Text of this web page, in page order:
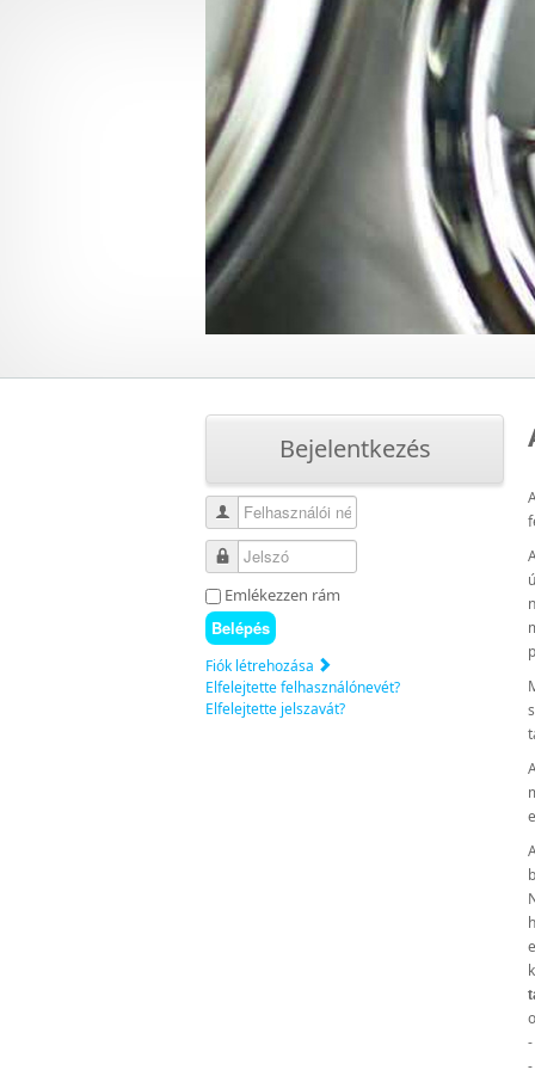
Bejelentkezés
Felhasználói név
Jelszó
Emlékezzen rám
Belépés
Fiók létrehozása
Elfelejtette felhasználónevét?
Elfelejtette jelszavát?